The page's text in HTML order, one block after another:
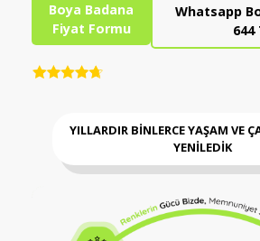
Boya Badana
Fiyat Formu
Whatsapp
644
YILLARDIR BİNLERCE YAŞAM VE
YENİLEDİK